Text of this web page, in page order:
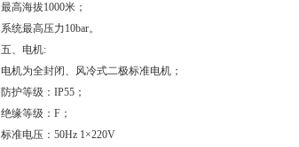
最高海拔1000米；
系统最高压力10bar。
五、电机:
电机为全封闭、风冷式二极标准电机；
防护等级：IP55；
绝缘等级：F；
标准电压：50Hz 1×220V